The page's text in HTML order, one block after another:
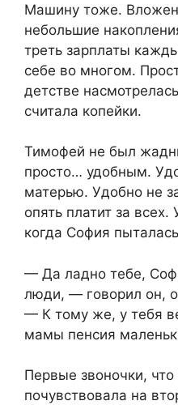
Машину тоже.
небольшие
треть зарплаты
себе во многом.
детстве
считала копейки.
Тимофей не был
просто… удобным.
матерью. Удобно не
опять платит за
когда София
— Да ладно тебе,
люди, — говорил он,
— К тому же, у тебя
мамы пенсия
Первые звоночки,
почувствовала на